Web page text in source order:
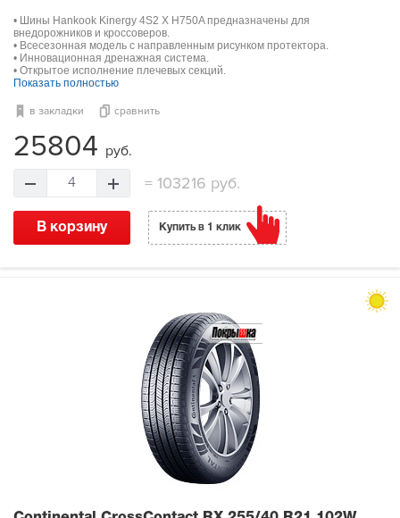
• Шины Hankook Kinergy 4S2 X H750A предназначены для
внедорожников и кроссоверов.
• Всесезонная модель с направленным рисунком протектора.
• Инновационная дренажная система.
• Открытое исполнение плечевых секций.
Показать полностью
в закладки сравнить
25804 руб.
4 = 103216 руб.
В корзину Купить в 1 клик